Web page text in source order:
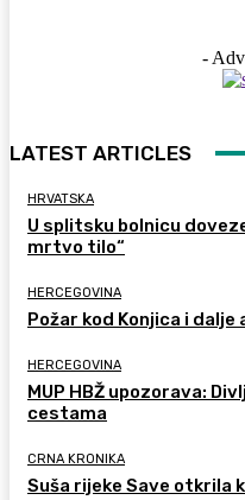
-
LATEST ARTICLES
HRVATSKA
U splitsku bolnicu
mrtvo tilo“
HERCEGOVINA
Požar kod Konjica i dalje
HERCEGOVINA
MUP HBŽ upozorava:
cestama
CRNA KRONIKA
Suša rijeke Save otkrila